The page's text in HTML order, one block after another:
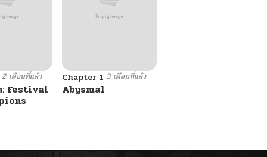
2 เดือนที่แล้ว
Festival
Chapter 1 3 เดือนที่แล้ว
Abysmal